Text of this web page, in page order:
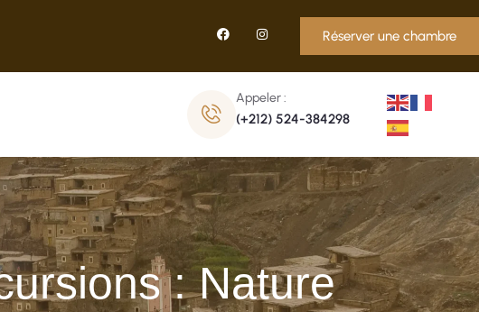
Réserver une chambre
Appeler :
(+212) 524-384298
: Nature